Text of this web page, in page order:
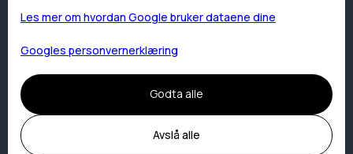
Les mer om hvordan Google bruker dataene dine
Googles personvernerklæring
Avslå alle
Godta alle
Camping
Gråhytta
Aktivteter
Lofotfiske